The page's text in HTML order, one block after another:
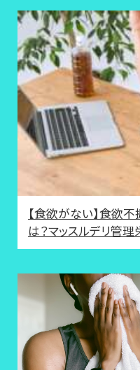
【食欲がない】食欲
は？マッスルデリ管